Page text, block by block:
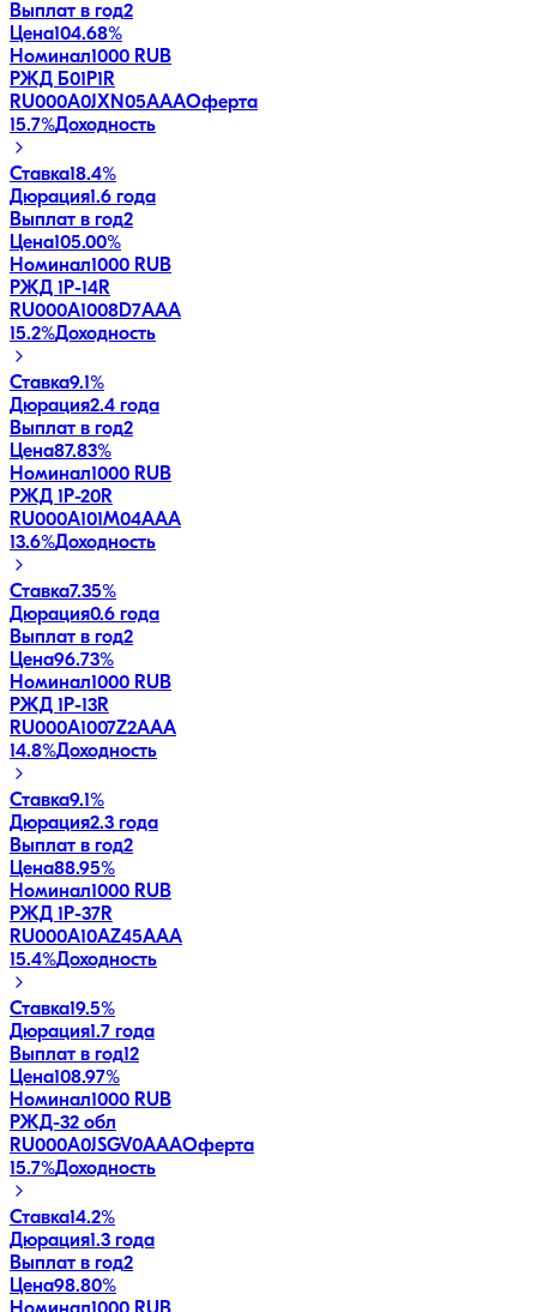
Выплат в год2
Цена104.68%
Номинал1000 RUB
РЖД Б01P1R
RU000A0JXN05AAAОферта
15.7%Доходность
Ставка18.4%
Дюрация1.6 года
Выплат в год2
Цена105.00%
Номинал1000 RUB
РЖД 1Р-14R
RU000A1008D7AAA
15.2%Доходность
Ставка9.1%
Дюрация2.4 года
Выплат в год2
Цена87.83%
Номинал1000 RUB
РЖД 1Р-20R
RU000A101M04AAA
13.6%Доходность
Ставка7.35%
Дюрация0.6 года
Выплат в год2
Цена96.73%
Номинал1000 RUB
РЖД 1Р-13R
RU000A1007Z2AAA
14.8%Доходность
Ставка9.1%
Дюрация2.3 года
Выплат в год2
Цена88.95%
Номинал1000 RUB
РЖД 1Р-37R
RU000A10AZ45AAA
15.4%Доходность
Ставка19.5%
Дюрация1.7 года
Выплат в год12
Цена108.97%
Номинал1000 RUB
РЖД-32 обл
RU000A0JSGV0AAAОферта
15.7%Доходность
Ставка14.2%
Дюрация1.3 года
Выплат в год2
Цена98.80%